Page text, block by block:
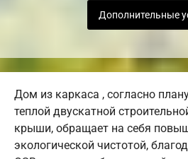
Дополнительные
Дом из каркаса , согласно
теплой двускатной
крыши, обращает на себя
экологической чистотой,